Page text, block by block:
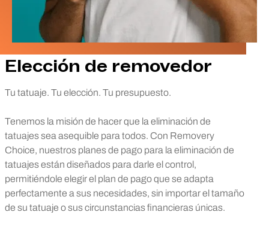
Elección de removedor
Tu tatuaje. Tu elección. Tu presupuesto.
Tenemos la misión de hacer que la eliminación de
tatuajes sea asequible para todos. Con Removery
Choice, nuestros planes de pago para la eliminación de
tatuajes están diseñados para darle el control,
permitiéndole elegir el plan de pago que se adapta
perfectamente a sus necesidades, sin importar el tamaño
de su tatuaje o sus circunstancias financieras únicas.